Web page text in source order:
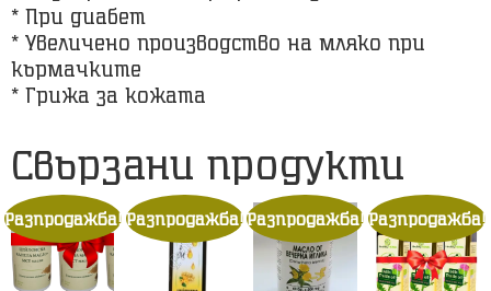
* При диабет
* Увеличено производство на мляко при
кърмачките
* Грижа за кожата
Свързани продукти
Разпродажба! Разпродажба! Разпродажба! Разпродажба!